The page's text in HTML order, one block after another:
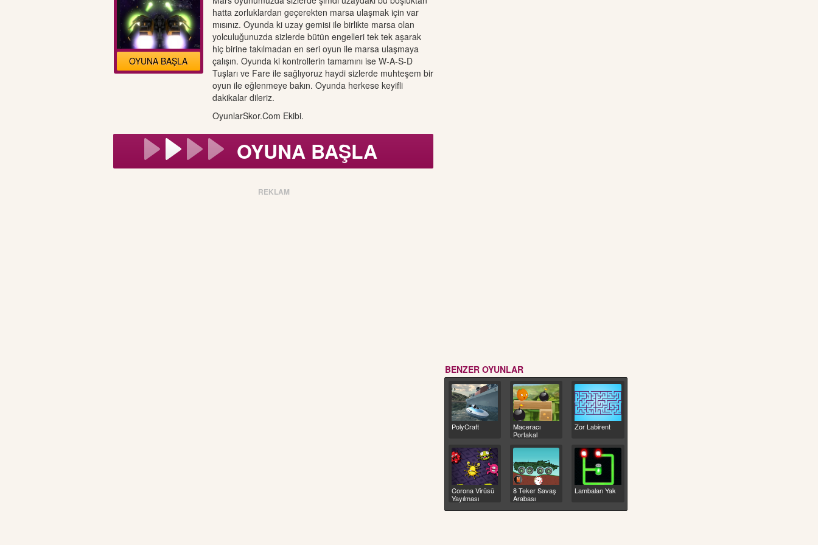
OYUNA BAŞLA
hatta zorluklardan geçerekten marsa ulaşmak için var
mısınız. Oyunda ki uzay gemisi ile birlikte marsa olan
yolculuğunuzda sizlerde bütün engelleri tek tek aşarak
hiç birine takılmadan en seri oyun ile marsa ulaşmaya
çalışın. Oyunda ki kontrollerin tamamını ise W-A-S-D
Tuşları ve Fare ile sağlıyoruz haydi sizlerde muhteşem bir
oyun ile eğlenmeye bakın. Oyunda herkese keyifli
dakikalar dileriz.
OyunlarSkor.Com Ekibi.
OYUNA BAŞLA
REKLAM
BENZER OYUNLAR
PolyCraft
Maceracı
Portakal
Zor Labirent
Corona Virüsü
Yayılması
8 Teker Savaş
Arabası
Lambaları Yak